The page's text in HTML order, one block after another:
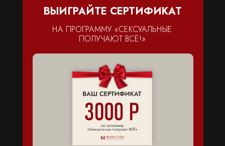
НА ПРОГРАММУ «СЕКСУАЛЬНЫЕ
ПОЛУЧАЮТ ВСЁ!»
ВЫИГРАЙТЕ СЕРТИФИКАТ